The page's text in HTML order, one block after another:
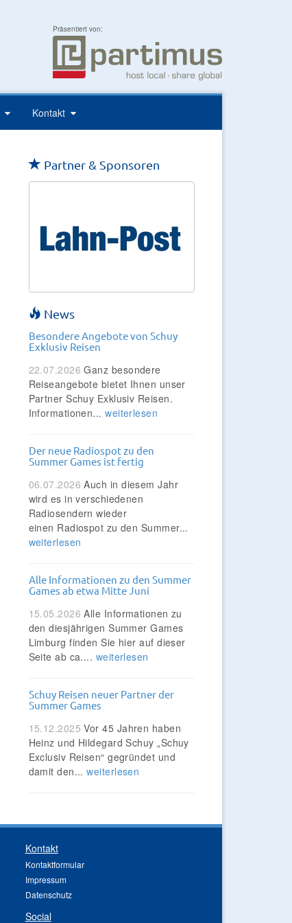
Präsentiert von:
Kontakt
Partner & Sponsoren
News
Besondere Angebote von Schuy
Exklusiv Reisen
22.07.2026 Ganz besondere
Reiseangebote bietet Ihnen unser
Partner Schuy Exklusiv Reisen.
Informationen...weiterlesen
Der neue Radiospot zu den
Summer Games ist fertig
06.07.2026 Auch in diesem Jahr
wird es in verschiedenen
Radiosendern wieder
einen Radiospot zu den Summer...
weiterlesen
Alle Informationen zu den Summer
Games ab etwa Mitte Juni
15.05.2026 Alle Informationen zu
den diesjährigen Summer Games
Limburg finden Sie hier auf dieser
Seite ab ca.... weiterlesen
Schuy Reisen neuer Partner der
Summer Games
15.12.2025 Vor 45 Jahren haben
Heinz und Hildegard Schuy „Schuy
Exclusiv Reisen“ gegründet und
damit den...weiterlesen
Kontakt
Kontaktformular
Impressum
Datenschutz
Social